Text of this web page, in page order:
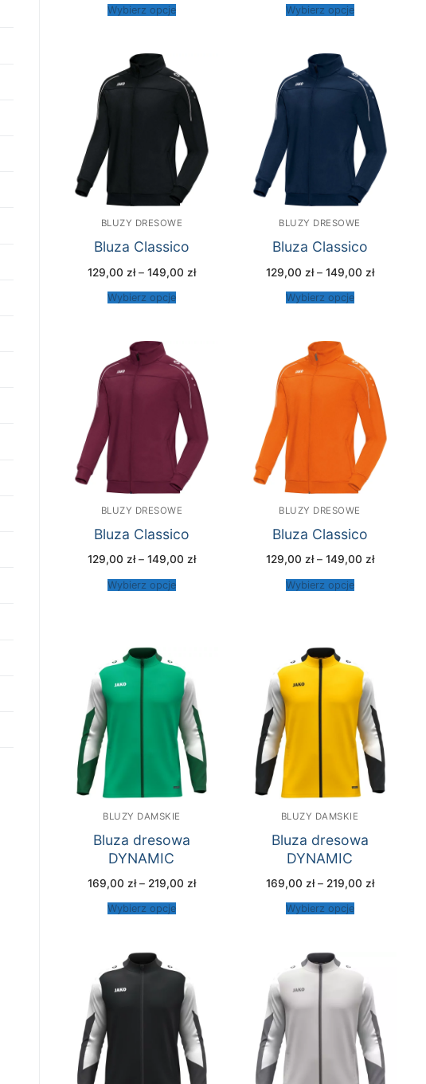
Wybierz opcje Wybierz opcje
BLUZY DRESOWE
Bluza Classico
129,00 zł – 149,00 złZakres
Wybierz opcje
BLUZY DRESOWE
Bluza Classico
129,00 zł – 149,00 złZakres
Wybierz opcje
BLUZY DRESOWE
Bluza Classico
129,00 zł – 149,00 złZakres
Wybierz opcje
BLUZY DRESOWE
Bluza Classico
129,00 zł – 149,00 złZakres
Wybierz opcje
BLUZY DAMSKIE
Bluza dresowa
DYNAMIC
169,00 zł – 219,00 złZakres
Wybierz opcje
BLUZY DAMSKIE
Bluza dresowa
DYNAMIC
169,00 zł – 219,00 złZakres
Wybierz opcje